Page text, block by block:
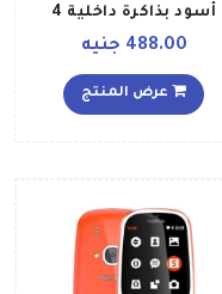
أسود بذاكرة داخلية 4
ميجابايت يدعم تقنية 2G
488.00 جنيه
عرض المنتج